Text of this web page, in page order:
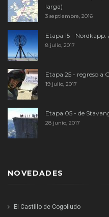
larga)
3 septiembre, 2016
Etapa 15 - Nordkapp.
8 julio, 2017
Etapa 25 - regreso a
19 julio, 2017
Etapa 05 - de
28 junio, 2017
NOVEDADES
El Castillo de Cogolludo